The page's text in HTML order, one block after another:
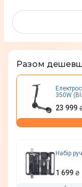
Разом
350W
23 999
Набір
1 699 ₴